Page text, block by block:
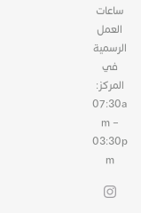
ساعات
العمل
الرسمية
في
المركز:
07:30a
m –
03:30p
m